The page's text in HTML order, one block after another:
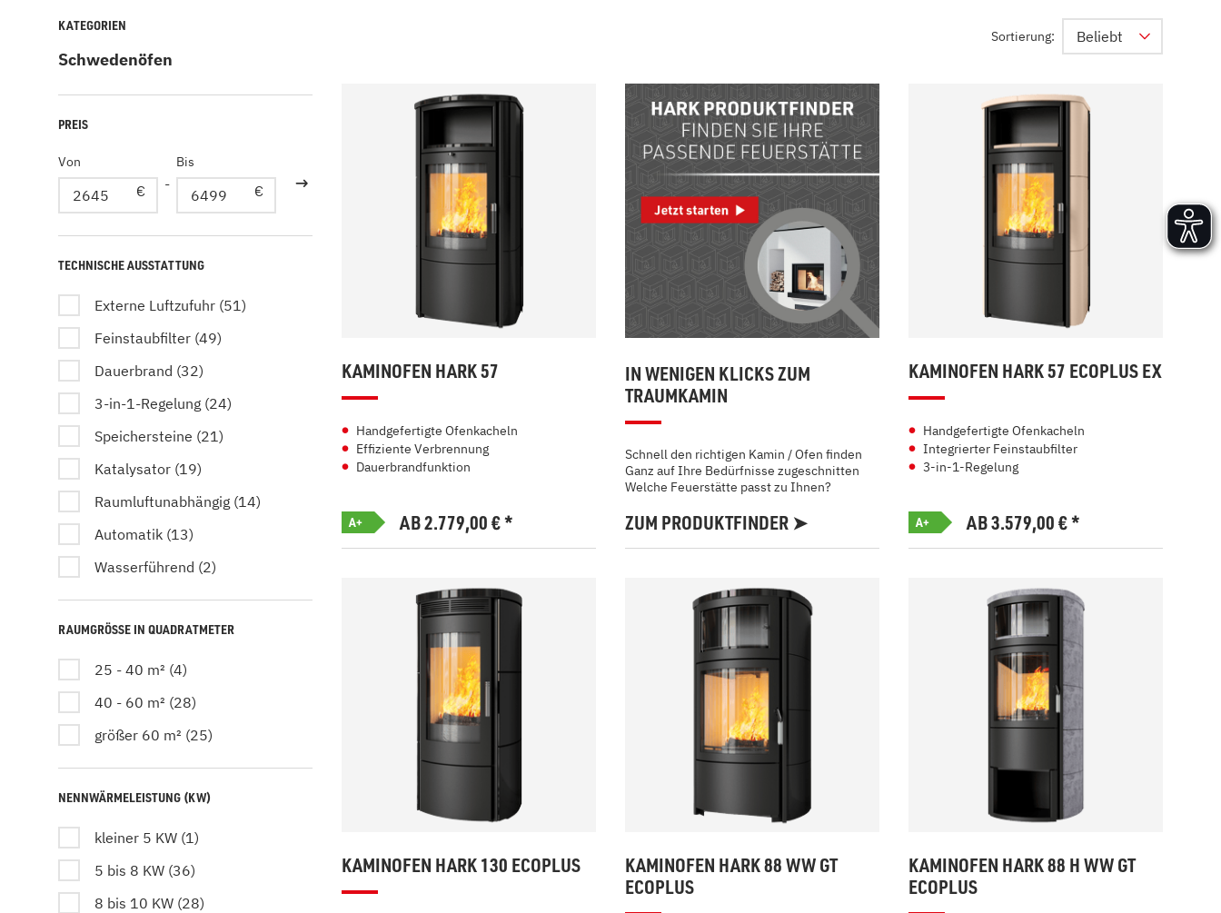
Kamin und Dunstabzugshaube
Kamin und Rauchmelder
T bis Z
Versand und Lieferung
Aufbau und Abnahme
KATEGORIEN
Schwedenöfen
PREIS
Von
€ -
Bis
€
TECHNISCHE AUSSTATTUNG
Externe Luftzufuhr (51)
Feinstaubfilter (49)
Dauerbrand (32)
3-in-1-Regelung (24)
Speichersteine (21)
Katalysator (19)
Raumluftunabhängig (14)
Automatik (13)
Wasserführend (2)
RAUMGRÖSSE IN QUADRATMETER
25 - 40 m² (4)
40 - 60 m² (28)
größer 60 m² (25)
NENNWÄRMELEISTUNG (KW)
kleiner 5 KW (1)
5 bis 8 KW (36)
8 bis 10 KW (28)
Sortierung: Beliebt
KAMINOFEN HARK 57
Handgefertigte Ofenkacheln
Effiziente Verbrennung
Dauerbrandfunktion
A+ AB 2.779,00€*
IN WENIGEN KLICKS ZUM
TRAUMKAMIN
Schnell den richtigen Kamin / Ofen finden
Ganz auf Ihre Bedürfnisse zugeschnitten
Welche Feuerstätte passt zu Ihnen?
ZUM PRODUKTFINDER ➤
KAMINOFEN HARK 57 ECOPLUS EX
Handgefertigte Ofenkacheln
Integrierter Feinstaubfilter
3-in-1-Regelung
A+ AB 3.579,00€*
KAMINOFEN HARK 130 ECOPLUS
KAMINOFEN HARK 88 WW GT
ECOPLUS
KAMINOFEN HARK 88 H WW GT
ECOPLUS